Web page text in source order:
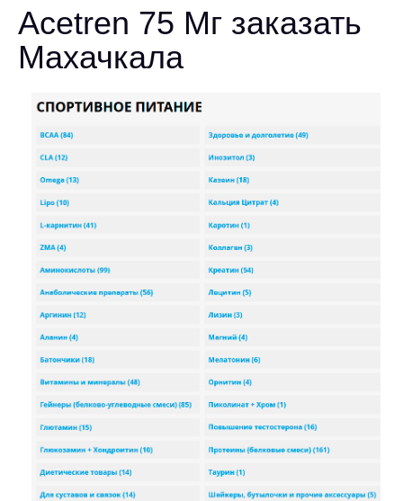
Acetren 75 Мг заказать
Махачкала